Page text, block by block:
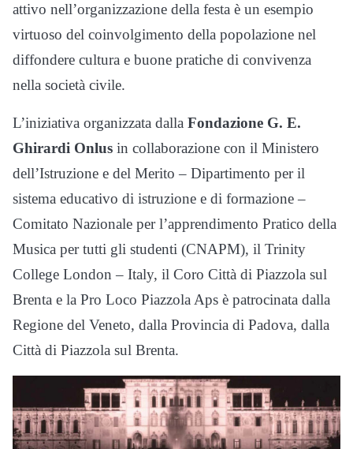
attivo nell’organizzazione della festa è un esempio
virtuoso del coinvolgimento della popolazione nel
diffondere cultura e buone pratiche di convivenza
nella società civile.
L’iniziativa organizzata dalla Fondazione G. E.
Ghirardi Onlus in collaborazione con il Ministero
dell’Istruzione e del Merito – Dipartimento per il
sistema educativo di istruzione e di formazione –
Comitato Nazionale per l’apprendimento Pratico della
Musica per tutti gli studenti (CNAPM), il Trinity
College London – Italy, il Coro Città di Piazzola sul
Brenta e la Pro Loco Piazzola Aps è patrocinata dalla
Regione del Veneto, dalla Provincia di Padova, dalla
Città di Piazzola sul Brenta.